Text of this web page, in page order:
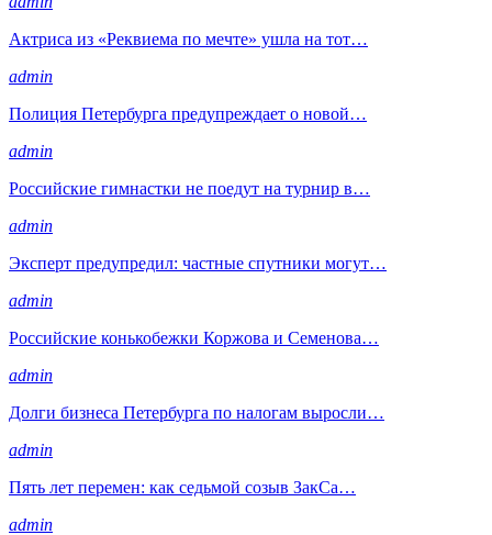
Актриса из «Реквиема по мечте» ушла на тот…
admin
Полиция Петербурга предупреждает о новой…
admin
Российские гимнастки не поедут на турнир в…
admin
Эксперт предупредил: частные спутники могут…
admin
Российские конькобежки Коржова и Семенова…
admin
Долги бизнеса Петербурга по налогам выросли…
admin
Пять лет перемен: как седьмой созыв ЗакСа…
admin